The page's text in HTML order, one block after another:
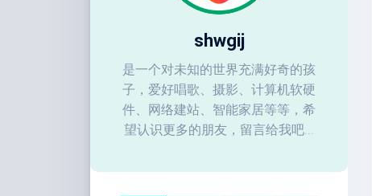
shwgij
是一个对未知的世界充满好奇的孩
子，爱好唱歌、摄影、计算机软硬
件、网络建站、智能家居等等，希
望认识更多的朋友，留言给我吧...